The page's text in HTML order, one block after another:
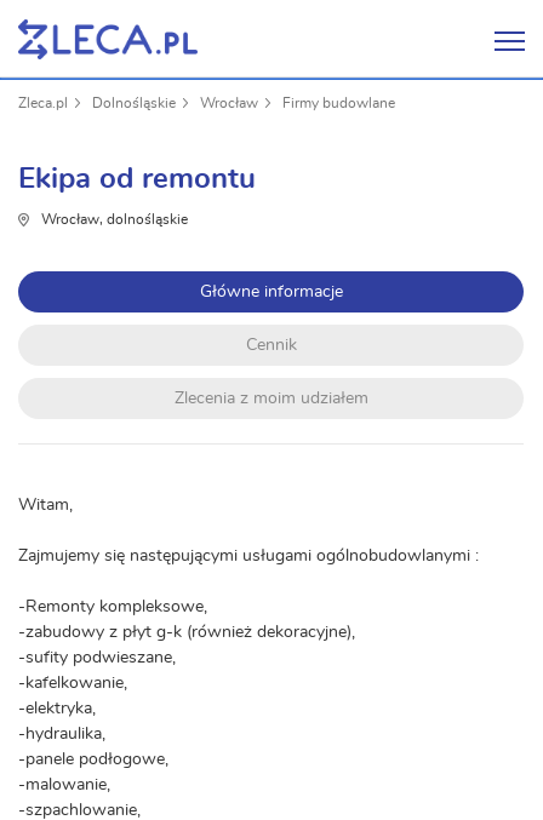
Zleca.pl Dolnośląskie Wrocław Firmy budowlane
Ekipa od remontu
Wrocław, dolnośląskie
Główne informacje
Cennik
Zlecenia z moim udziałem
Witam,
Zajmujemy się następującymi usługami ogólnobudowlanymi :
-Remonty kompleksowe,
-zabudowy z płyt g-k (również dekoracyjne),
-sufity podwieszane,
-kafelkowanie,
-elektryka,
-hydraulika,
-panele podłogowe,
-malowanie,
-szpachlowanie,